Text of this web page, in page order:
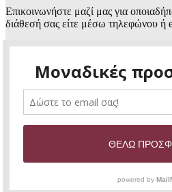
Επικοινωνήστε μαζί μας για
διάθεσή σας είτε μέσω τηλεφώνου ή
4BAG.GR
+30 2441 774460
4bag.gr@gmail.com
Ώρες επικοινωνίας:
4BAG.GR| WEB